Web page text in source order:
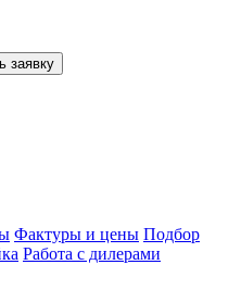
заявку
Фактуры и цены Подбор
Работа с дилерами